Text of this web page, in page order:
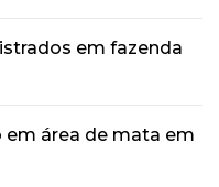
em fazenda
área de mata em